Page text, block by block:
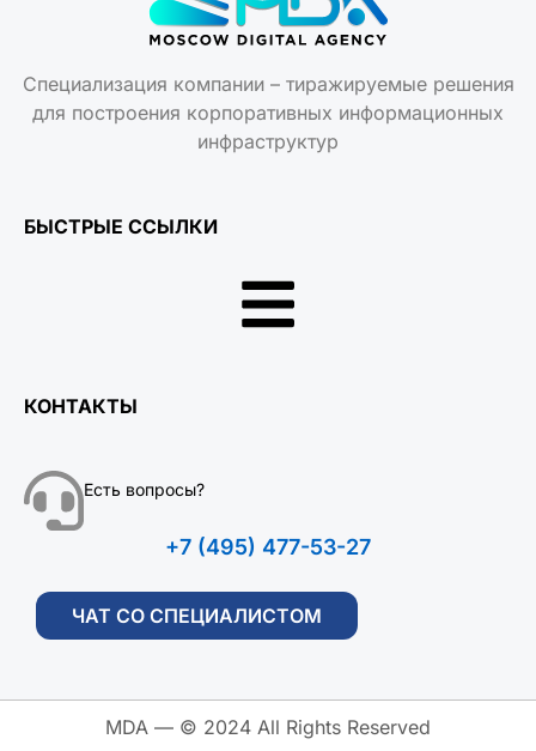
Специализация компании – тиражируемые решения
для построения корпоративных информационных
инфраструктур
БЫСТРЫЕ ССЫЛКИ
КОНТАКТЫ
Есть вопросы?
+7 (495) 477-53-27
ЧАТ СО СПЕЦИАЛИСТОМ
MDA — © 2024 All Rights Reserved